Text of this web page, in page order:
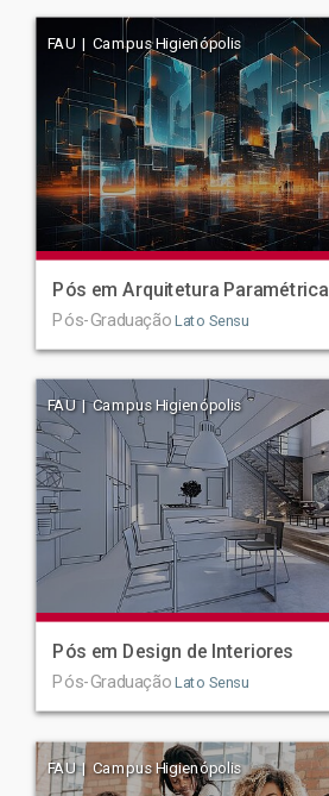
FAU | Campus Higienópolis
Pós em Arquitetura Paramétrica
Pós-Graduação Lato Sensu
FAU | Campus Higienópolis
Pós em Design de Interiores
Pós-Graduação Lato Sensu
FAU | Campus Higienópolis